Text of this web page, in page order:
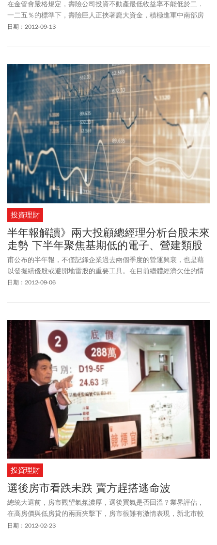
在金管會嚴格規定，壽險公司投資不動產最低收益率不能低於二．
一二五％的標準下，壽險巨人正挾著龐大資金，積極進軍中南部房
地產市場。當地建商憂喜參半，喜的是地價飆漲推升房價攀高；但
日期：2012-09-13
投資理財
半年報解讀》兩大投顧總經理分析台股未來
走勢 下半年聚焦基期低的電子、營建類股
甫公布的半年報，不僅記錄企業過去兩個季度的營運興衰，也是藉
以發掘績優股或避開地雷股的重要工具。在目前總體經濟欠佳的情
形下，投資人進場前可先就財報良窳做初步篩選。
日期：2012-09-06
投資理財
選後房市看跌未跌 賣方趕搭逃命波
總統大選前，房市觀望氣氛濃厚，選後買氣是否回溫？業界評估，
在高房價與低房貸的兩面夾擊下，房市很難有激情表現，新北市較
偏遠的林口、三峽、淡水有率先下跌的隱憂。
日期：2012-02-23